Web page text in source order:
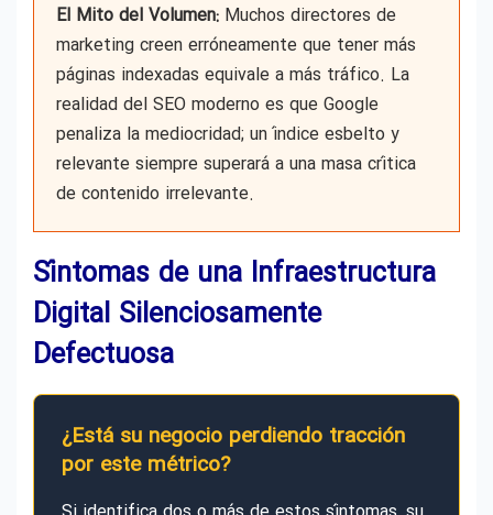
El Mito del Volumen: Muchos directores de
marketing creen erróneamente que tener más
páginas indexadas equivale a más tráfico. La
realidad del SEO moderno es que Google
penaliza la mediocridad; un índice esbelto y
relevante siempre superará a una masa crítica
de contenido irrelevante.
Síntomas de una Infraestructura
Digital Silenciosamente
Defectuosa
¿Está su negocio perdiendo tracción
por este métrico?